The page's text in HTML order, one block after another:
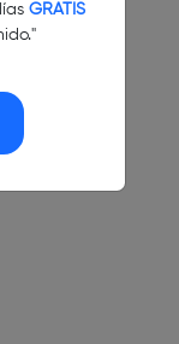
GRATIS